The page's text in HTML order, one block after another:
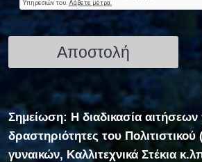
Σημείωση: Η διαδικασία αιτήσεων
δραστηριότητες του
γυναικών, Καλλιτεχνικά Στέκια